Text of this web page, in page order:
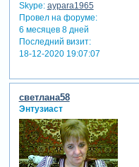
Skype: aypara1965
Провел на форуме:
6 месяцев 8 дней
Последний визит:
18-12-2020 19:07:07
светлана58
Энтузиаст